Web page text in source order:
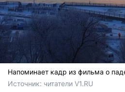
Напоминает кадр из фильма о
Источник: читатели V1.RU